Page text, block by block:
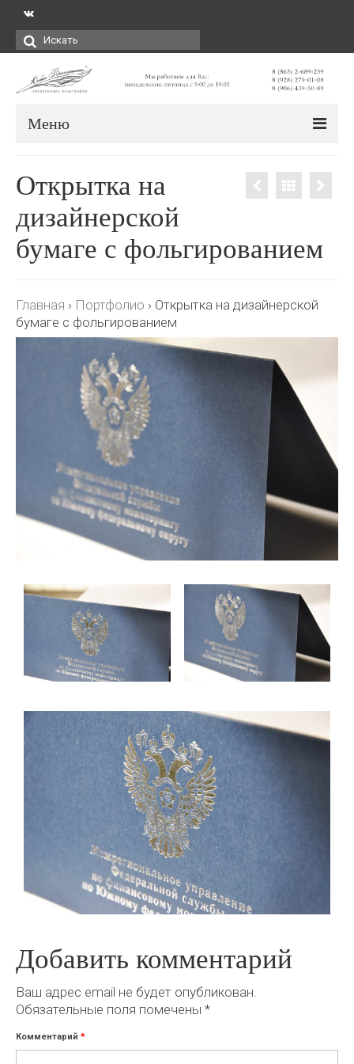
Искать:
Меню
Открытка на
дизайнерской
бумаге с фольгированием
Главная › Портфолио › Открытка на дизайнерской
бумаге с фольгированием
Добавить комментарий
Ваш адрес email не будет опубликован.
Обязательные поля помечены *
Комментарий *